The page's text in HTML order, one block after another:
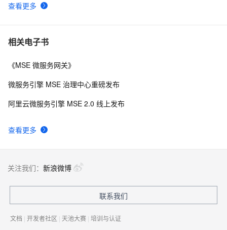
查看更多
相关电子书
查看更多
《MSE 微服务网关》
微服务引擎 MSE 治理中心重磅发布
阿里云微服务引擎 MSE 2.0 线上发布
关注我们： 新浪微博
联系我们
文档 | 开发者社区 | 天池大赛 | 培训与认证